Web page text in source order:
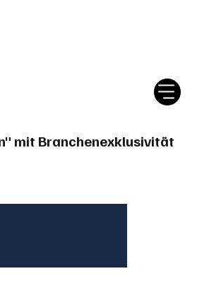
mit Branchenexklusivität